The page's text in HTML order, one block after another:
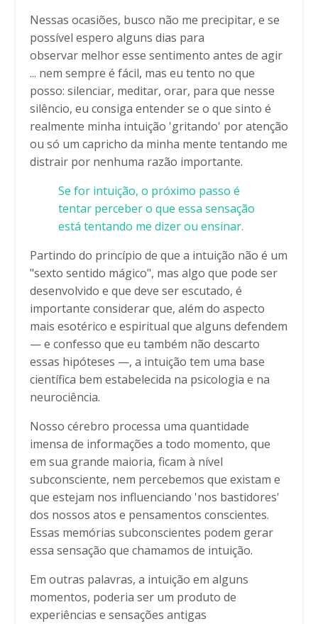
Nessas ocasiões, busco não me precipitar, e se
possível espero alguns dias para
observar melhor esse sentimento antes de agir
... nem sempre é fácil, mas eu tento no que
posso: silenciar, meditar, orar, para que nesse
silêncio, eu consiga entender se o que sinto é
realmente minha intuição 'gritando' por atenção
ou só um capricho da minha mente tentando me
distrair por nenhuma razão importante.
Se for intuição, o próximo passo é
tentar perceber o que essa sensação
está tentando me dizer ou ensinar.
Partindo do princípio de que a intuição não é um
"sexto sentido mágico", mas algo que pode ser
desenvolvido e que deve ser escutado, é
importante considerar que, além do aspecto
mais esotérico e espiritual que alguns defendem
— e confesso que eu também não descarto
essas hipóteses —, a intuição tem uma base
científica bem estabelecida na psicologia e na
neurociência.
Nosso cérebro processa uma quantidade
imensa de informações a todo momento, que
em sua grande maioria, ficam à nível
subconsciente, nem percebemos que existam e
que estejam nos influenciando 'nos bastidores'
dos nossos atos e pensamentos conscientes.
Essas memórias subconscientes podem gerar
essa sensação que chamamos de intuição.
Em outras palavras, a intuição em alguns
momentos, poderia ser um produto de
experiências e sensações antigas